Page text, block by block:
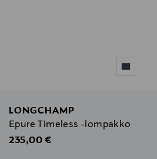
LONGCHAMP
Epure Timeless -lompakko
Original Price
235,00 €